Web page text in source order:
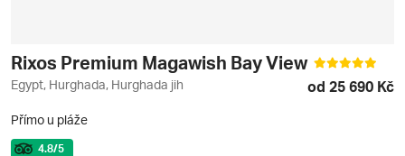
Rixos Premium Magawish Bay View
Egypt, Hurghada, Hurghada jih od 25 690 Kč
Přímo u pláže
4.8/5